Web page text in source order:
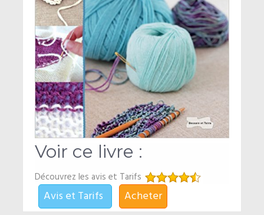
Voir ce livre :
Découvrez les avis et Tarifs
Acheter
Avis et Tarifs